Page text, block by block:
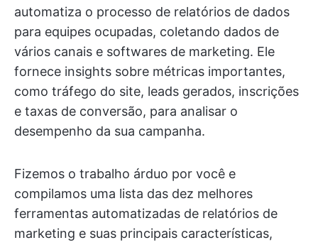
automatiza o processo de relatórios de dados
para equipes ocupadas, coletando dados de
vários canais e softwares de marketing. Ele
fornece insights sobre métricas importantes,
como tráfego do site, leads gerados, inscrições
e taxas de conversão, para analisar o
desempenho da sua campanha.
Fizemos o trabalho árduo por você e
compilamos uma lista das dez melhores
ferramentas automatizadas de relatórios de
marketing e suas principais características,